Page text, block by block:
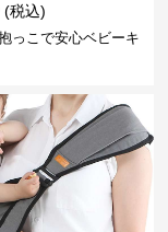
(税込)
っこで安心ベビーキ